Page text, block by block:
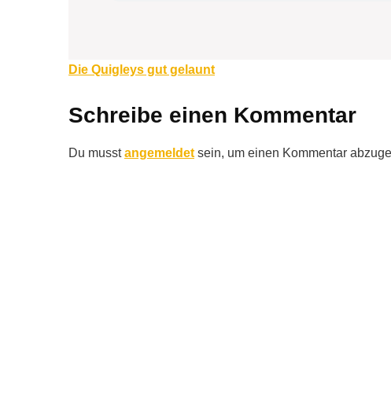
Beitragsnavigation
Die Quigleys gut gelaunt
Schreibe einen Kommentar
Du musstangemeldet sein, um einen Kommentar